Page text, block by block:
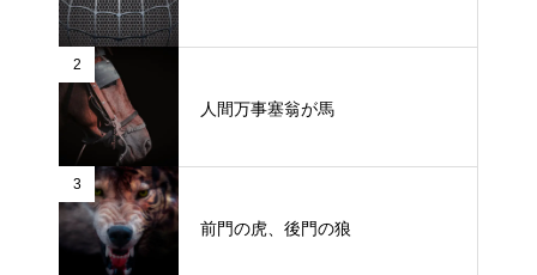
2
人間万事塞翁が馬
3
前門の虎、後門の狼